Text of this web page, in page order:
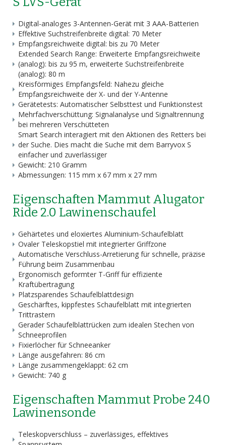
Digital-analoges 3-Antennen-Gerät mit 3 AAA-Batterien
Effektive Suchstreifenbreite digital: 70 Meter
Empfangsreichweite digital: bis zu 70 Meter
Extended Search Range: Erweiterte Empfangsreichweite
(analog): bis zu 95 m, erweiterte Suchstreifenbreite
(analog): 80 m
Kreisförmiges Empfangsfeld: Nahezu gleiche
Empfangsreichweite der X- und der Y-Antenne
Gerätetests: Automatischer Selbsttest und Funktionstest
Mehrfachverschüttung: Signalanalyse und Signaltrennung
bei mehreren Verschütteten
Smart Search interagiert mit den Aktionen des Retters bei
der Suche. Dies macht die Suche mit dem Barryvox S
einfacher und zuverlässiger
Gewicht: 210 Gramm
Abmessungen: 115 mm x 67 mm x 27 mm
Eigenschaften Mammut Alugator
Ride 2.0 Lawinenschaufel
Gehärtetes und eloxiertes Aluminium-Schaufelblatt
Ovaler Teleskopstiel mit integrierter Griffzone
Automatische Verschluss-Arretierung für schnelle, präzise
Führung beim Zusammenbau
Ergonomisch geformter T-Griff für effiziente
Kraftübertragung
Platzsparendes Schaufelblattdesign
Geschärftes, kippfestes Schaufelblatt mit integrierten
Trittrastern
Gerader Schaufelblattrücken zum idealen Stechen von
Schneeprofilen
Fixierlöcher für Schneeanker
Länge ausgefahren: 86 cm
Länge zusammengeklappt: 62 cm
Gewicht: 740 g
Eigenschaften Mammut Probe 240
Lawinensonde
Teleskopverschluss – zuverlässiges, effektives